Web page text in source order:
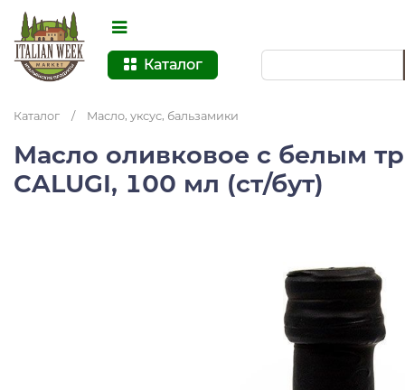
Каталог
Каталог / Масло, уксус, бальзамики
Масло оливковое с белым
CALUGI, 100 мл (ст/бут)